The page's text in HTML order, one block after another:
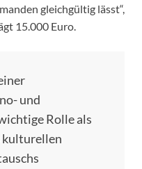
gleichgültig lässt“,
15.000 Euro.
und
Rolle als
kulturellen